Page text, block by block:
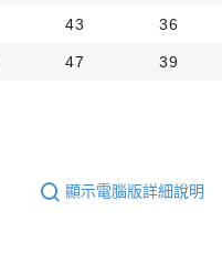
43 36
47 39
顯示電腦版詳細說明